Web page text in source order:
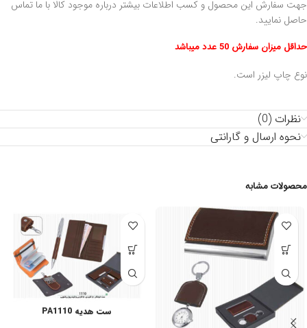
جهت سفارش این محصول و کسب اطلاعات بیشتر درباره موجود کالا با ما تماس
حاصل نمایید.
حداقل میزان سفارش 50 عدد میباشد
نوع چاپ لیزر است.
نظرات (0)
نحوه ارسال و گارانتی
محصولات مشابه
ست هدیه PA1110